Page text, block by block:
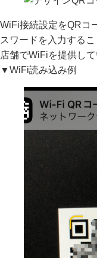
WiFi接続設定をQRコ
スワードを入力する
店舗でWiFiを提供し
▼WiFi読み込み例